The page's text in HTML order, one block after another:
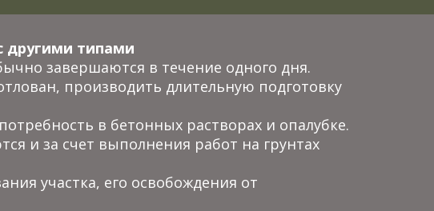
другими типами
завершаются в течение одного дня.
производить длительную подготовку
в бетонных растворах и опалубке.
и за счет выполнения работ на грунтах
участка, его освобождения от